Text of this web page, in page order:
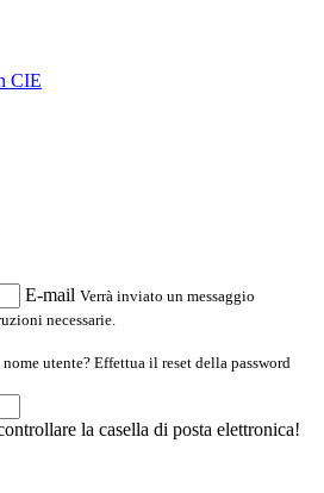
CIE
E-mail Verrà inviato un messaggio
necessarie.
utente? Effettua il reset della password
la casella di posta elettronica!